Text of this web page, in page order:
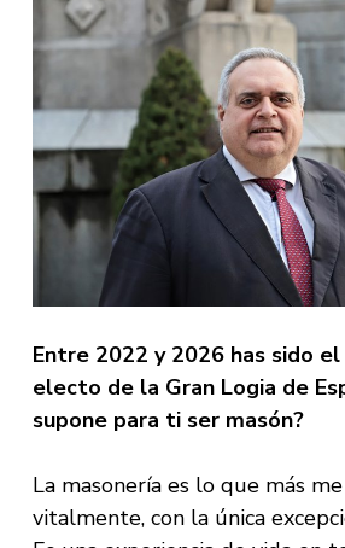
Entre 2022 y 2026 has sido
electo de la Gran Logia de
supone para ti ser masón?
La masonería es lo que más
vitalmente, con la única